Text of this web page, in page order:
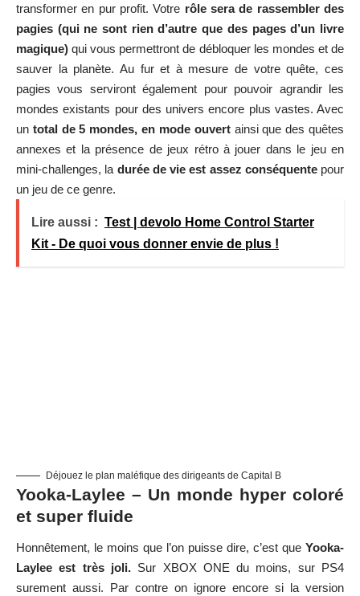
transformer en pur profit. Votre rôle sera de rassembler des
pagies (qui ne sont rien d’autre que des pages d’un livre
magique) qui vous permettront de débloquer les mondes et de
sauver la planète. Au fur et à mesure de votre quête, ces
pagies vous serviront également pour pouvoir agrandir les
mondes existants pour des univers encore plus vastes. Avec
un total de 5 mondes, en mode ouvertainsi que des quêtes
annexes et la présence de jeux rétro à jouer dans le jeu en
mini-challenges, la durée de vie est assez conséquentepour
un jeu de ce genre.
Lire aussi : Test | devolo Home Control Starter
Kit - De quoi vous donner envie de plus !
Déjouez le plan maléfique des dirigeants de Capital B
Yooka-Laylee – Un monde hyper coloré
et super fluide
Honnêtement, le moins que l’on puisse dire, c’est que Yooka-
Laylee est très joli.Sur XBOX ONE du moins, sur PS4
surement aussi. Par contre on ignore encore si la version